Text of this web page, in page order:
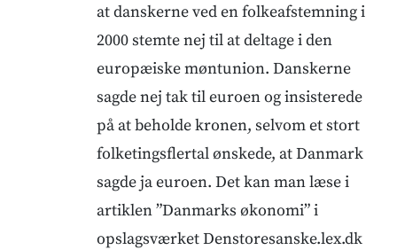
at danskerne ved en folkeafstemning i
2000 stemte nej til at deltage i den
europæiske møntunion. Danskerne
sagde nej tak til euroen og insisterede
på at beholde kronen, selvom et stort
folketingsflertal ønskede, at Danmark
sagde ja euroen. Det kan man læse i
artiklen ”Danmarks økonomi” i
opslagsværket Denstoresanske.lex.dk